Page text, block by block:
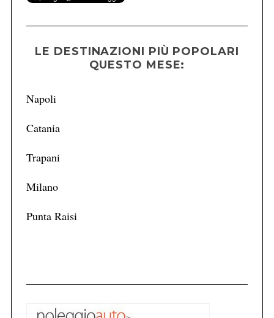
LE DESTINAZIONI PIÙ POPOLARI
QUESTO MESE:
Napoli
Catania
Trapani
Milano
Punta Raisi